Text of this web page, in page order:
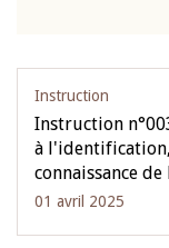
Instruction
Instruction
à
connaissance
01 avril 2025